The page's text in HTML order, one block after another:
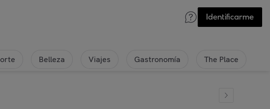
Identificarme
Belleza Viajes Gastronomía The Place